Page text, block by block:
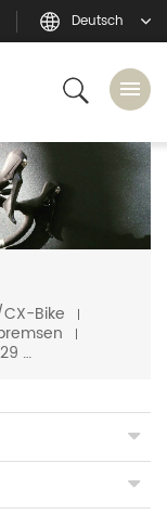
Deutsch
Bike
D29-45 Gravel Bike Disc 29 mm breite 45 mm tiefe Drahtreifen-Carbonfelge